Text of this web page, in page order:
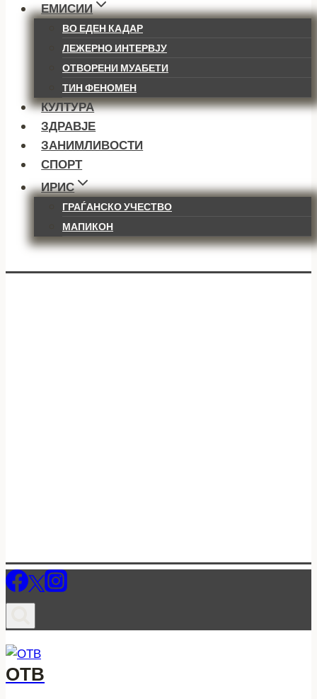
ЕМИСИИ
ВО ЕДЕН КАДАР
ЛЕЖЕРНО ИНТЕРВЈУ
ОТВОРЕНИ МУАБЕТИ
ТИН ФЕНОМЕН
КУЛТУРА
ЗДРАВЈЕ
ЗАНИМЛИВОСТИ
СПОРТ
ИРИС
ГРАЃАНСКО УЧЕСТВО
МАПИКОН
ОТВ